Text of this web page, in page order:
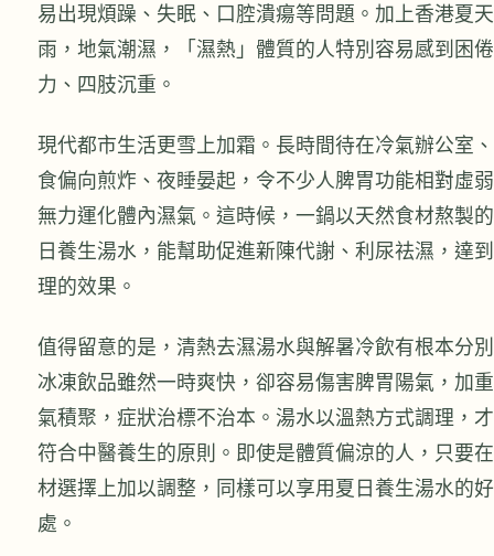
易出現煩躁、失眠、口腔潰瘍等問題。加上香港夏
雨，地氣潮濕，「濕熱」體質的人特別容易感到困
力、四肢沉重。
現代都市生活更雪上加霜。長時間待在冷氣辦公室
食偏向煎炸、夜睡晏起，令不少人脾胃功能相對虛
無力運化體內濕氣。這時候，一鍋以天然食材熬製
日養生湯水，能幫助促進新陳代謝、利尿祛濕，達
理的效果。
值得留意的是，清熱去濕湯水與解暑冷飲有根本分
冰凍飲品雖然一時爽快，卻容易傷害脾胃陽氣，加
氣積聚，症狀治標不治本。湯水以溫熱方式調理，
符合中醫養生的原則。即使是體質偏涼的人，只要
材選擇上加以調整，同樣可以享用夏日養生湯水的好
處。